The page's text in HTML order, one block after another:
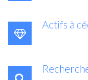
Actifs à